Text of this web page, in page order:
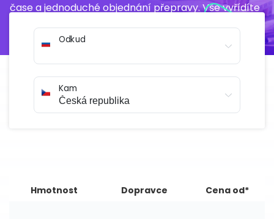
čase a jednoduché objednání přepravy. Vše vyřídíte
Odkud
Kam
Hmotnost Dopravce Cena od*